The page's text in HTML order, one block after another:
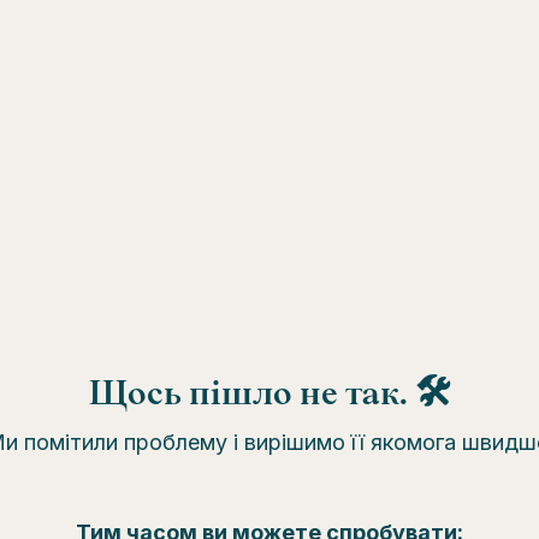
Щось пішло не так. 🛠
помітили проблему і вирішимо її якомога
Тим часом ви можете спробувати: